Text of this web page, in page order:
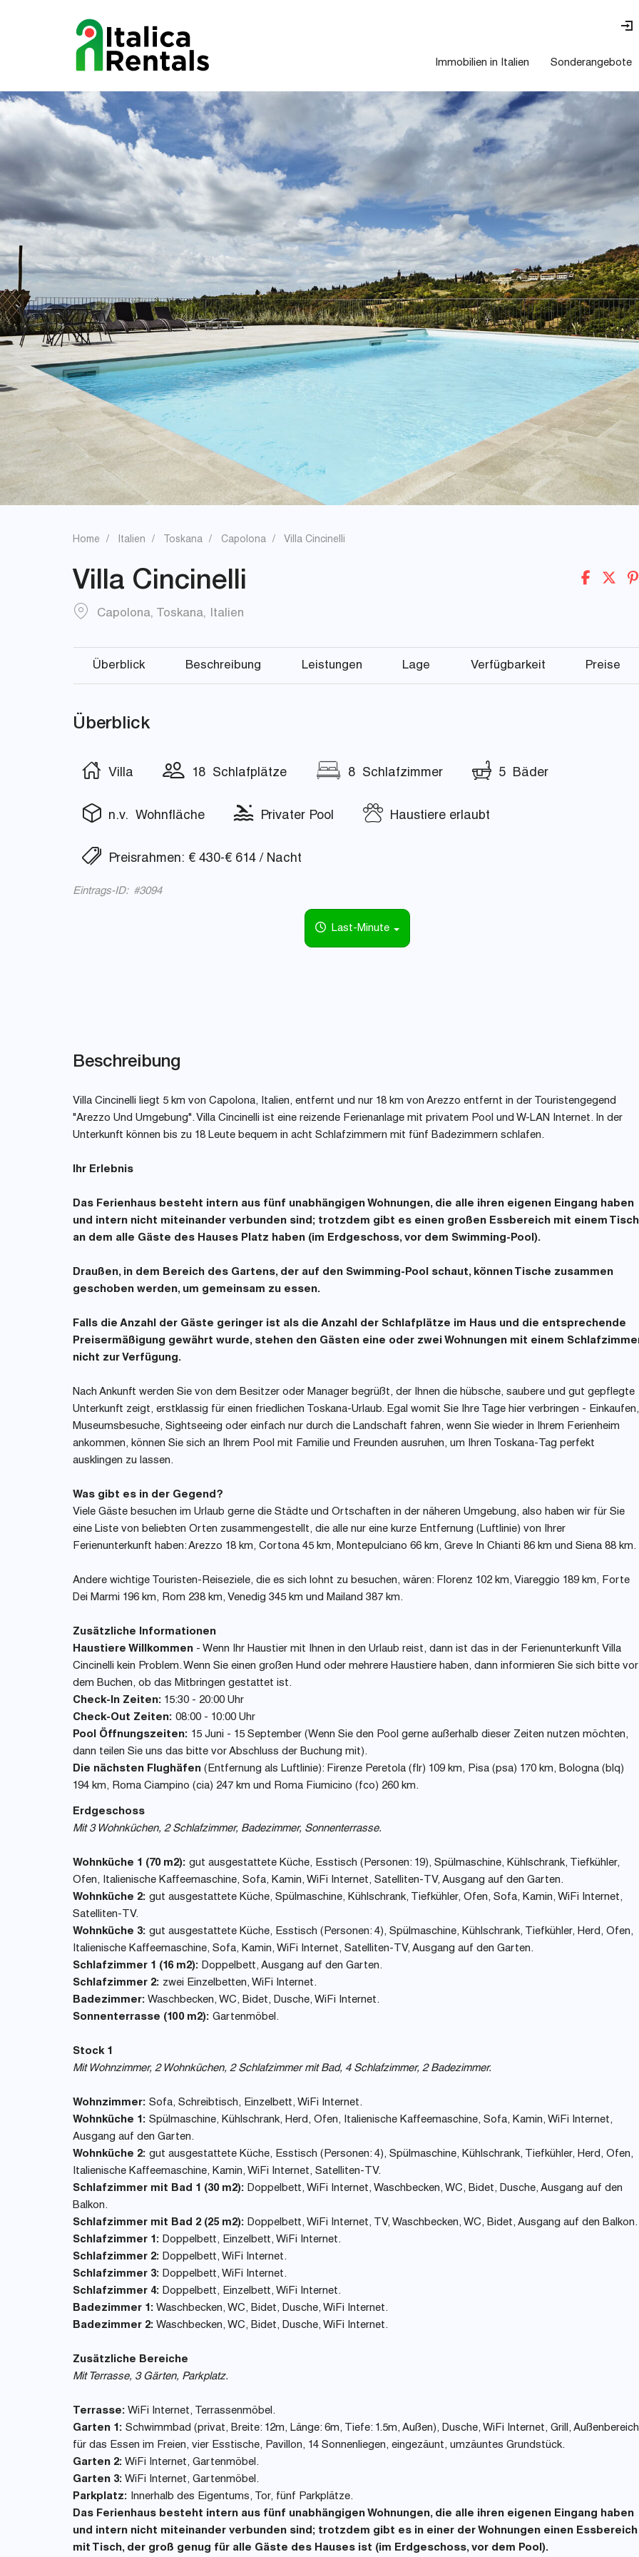
Immobilien in Italien Sonderangebote
Home Italien Toskana Capolona Villa Cincinelli
Villa Cincinelli
Capolona, Toskana, Italien
Überblick Beschreibung Leistungen Lage Verfügbarkeit Preise
Überblick
Villa 18 Schlafplätze 8 Schlafzimmer 5 Bäder
n.v. Wohnfläche Privater Pool Haustiere erlaubt
Preisrahmen: € 430-€ 614 / Nacht
Eintrags-ID: #3094
Last-Minute
Beschreibung
Villa Cincinelli liegt 5 km von Capolona, Italien, entfernt und nur 18 km von Arezzo entfernt in der Touristengegend
"Arezzo Und Umgebung". Villa Cincinelli ist eine reizende Ferienanlage mit privatem Pool und W-LAN Internet. In der
Unterkunft können bis zu 18 Leute bequem in acht Schlafzimmern mit fünf Badezimmern schlafen.
Ihr Erlebnis
Das Ferienhaus besteht intern aus fünf unabhängigen Wohnungen, die alle ihren eigenen Eingang haben
und intern nicht miteinander verbunden sind; trotzdem gibt es einen großen Essbereich mit einem
an dem alle Gäste des Hauses Platz haben (im Erdgeschoss, vor dem Swimming-Pool).
Draußen, in dem Bereich des Gartens, der auf den Swimming-Pool schaut, können Tische zusammen
geschoben werden, um gemeinsam zu essen.
Falls die Anzahl der Gäste geringer ist als die Anzahl der Schlafplätze im Haus und die entsprechende
Preisermäßigung gewährt wurde, stehen den Gästen eine oder zwei Wohnungen mit einem
nicht zur Verfügung.
Nach Ankunft werden Sie von dem Besitzer oder Manager begrüßt, der Ihnen die hübsche, saubere und gut gepflegte
Unterkunft zeigt, erstklassig für einen friedlichen Toskana-Urlaub. Egal womit Sie Ihre Tage hier verbringen - Einkaufen,
Museumsbesuche, Sightseeing oder einfach nur durch die Landschaft fahren, wenn Sie wieder in Ihrem Ferienheim
ankommen, können Sie sich an Ihrem Pool mit Familie und Freunden ausruhen, um Ihren Toskana-Tag perfekt
ausklingen zu lassen.
Was gibt es in der Gegend?
Viele Gäste besuchen im Urlaub gerne die Städte und Ortschaften in der näheren Umgebung, also haben wir für Sie
eine Liste von beliebten Orten zusammengestellt, die alle nur eine kurze Entfernung (Luftlinie) von Ihrer
Ferienunterkunft haben: Arezzo 18 km, Cortona 45 km, Montepulciano 66 km, Greve In Chianti 86 km und Siena 88 km.
Andere wichtige Touristen-Reiseziele, die es sich lohnt zu besuchen, wären: Florenz 102 km, Viareggio 189 km, Forte
Dei Marmi 196 km, Rom 238 km, Venedig 345 km und Mailand 387 km.
Zusätzliche Informationen
Haustiere Willkommen - Wenn Ihr Haustier mit Ihnen in den Urlaub reist, dann ist das in der Ferienunterkunft Villa
Cincinelli kein Problem. Wenn Sie einen großen Hund oder mehrere Haustiere haben, dann informieren Sie sich bitte vor
dem Buchen, ob das Mitbringen gestattet ist.
Check-In Zeiten: 15:30 - 20:00 Uhr
Check-Out Zeiten: 08:00 - 10:00 Uhr
Pool Öffnungszeiten: 15 Juni - 15 September (Wenn Sie den Pool gerne außerhalb dieser Zeiten nutzen möchten,
dann teilen Sie uns das bitte vor Abschluss der Buchung mit).
Die nächsten Flughäfen (Entfernung als Luftlinie): Firenze Peretola (flr) 109 km, Pisa (psa) 170 km, Bologna (blq)
194 km, Roma Ciampino (cia) 247 km und Roma Fiumicino (fco) 260 km.
Erdgeschoss
Mit 3 Wohnküchen, 2 Schlafzimmer, Badezimmer, Sonnenterrasse.
Wohnküche 1 (70 m2): gut ausgestattete Küche, Esstisch (Personen: 19), Spülmaschine, Kühlschrank, Tiefkühler,
Ofen, Italienische Kaffeemaschine, Sofa, Kamin, WiFi Internet, Satelliten-TV, Ausgang auf den Garten.
Wohnküche 2: gut ausgestattete Küche, Spülmaschine, Kühlschrank, Tiefkühler, Ofen, Sofa, Kamin, WiFi Internet,
Satelliten-TV.
Wohnküche 3: gut ausgestattete Küche, Esstisch (Personen: 4), Spülmaschine, Kühlschrank, Tiefkühler, Herd, Ofen,
Italienische Kaffeemaschine, Sofa, Kamin, WiFi Internet, Satelliten-TV, Ausgang auf den Garten.
Schlafzimmer 1 (16 m2): Doppelbett, Ausgang auf den Garten.
Schlafzimmer 2: zwei Einzelbetten, WiFi Internet.
Badezimmer: Waschbecken, WC, Bidet, Dusche, WiFi Internet.
Sonnenterrasse (100 m2): Gartenmöbel.
Stock 1
Mit Wohnzimmer, 2 Wohnküchen, 2 Schlafzimmer mit Bad, 4 Schlafzimmer, 2 Badezimmer.
Wohnzimmer: Sofa, Schreibtisch, Einzelbett, WiFi Internet.
Wohnküche 1: Spülmaschine, Kühlschrank, Herd, Ofen, Italienische Kaffeemaschine, Sofa, Kamin, WiFi Internet,
Ausgang auf den Garten.
Wohnküche 2: gut ausgestattete Küche, Esstisch (Personen: 4), Spülmaschine, Kühlschrank, Tiefkühler, Herd, Ofen,
Italienische Kaffeemaschine, Kamin, WiFi Internet, Satelliten-TV.
Schlafzimmer mit Bad 1 (30 m2): Doppelbett, WiFi Internet, Waschbecken, WC, Bidet, Dusche, Ausgang auf den
Balkon.
Schlafzimmer mit Bad 2 (25 m2): Doppelbett, WiFi Internet, TV, Waschbecken, WC, Bidet, Ausgang auf den Balkon.
Schlafzimmer 1: Doppelbett, Einzelbett, WiFi Internet.
Schlafzimmer 2: Doppelbett, WiFi Internet.
Schlafzimmer 3: Doppelbett, WiFi Internet.
Schlafzimmer 4: Doppelbett, Einzelbett, WiFi Internet.
Badezimmer 1: Waschbecken, WC, Bidet, Dusche, WiFi Internet.
Badezimmer 2: Waschbecken, WC, Bidet, Dusche, WiFi Internet.
Zusätzliche Bereiche
Mit Terrasse, 3 Gärten, Parkplatz.
Terrasse: WiFi Internet, Terrassenmöbel.
Garten 1: Schwimmbad (privat, Breite: 12m, Länge: 6m, Tiefe: 1.5m, Außen), Dusche, WiFi Internet, Grill, Außenbereich
für das Essen im Freien, vier Esstische, Pavillon, 14 Sonnenliegen, eingezäunt, umzäuntes Grundstück.
Garten 2: WiFi Internet, Gartenmöbel.
Garten 3: WiFi Internet, Gartenmöbel.
Parkplatz: Innerhalb des Eigentums, Tor, fünf Parkplätze.
Das Ferienhaus besteht intern aus fünf unabhängigen Wohnungen, die alle ihren eigenen Eingang haben
und intern nicht miteinander verbunden sind; trotzdem gibt es in einer der Wohnungen einen Essbereich
mit Tisch, der groß genug für alle Gäste des Hauses ist (im Erdgeschoss, vor dem Pool).